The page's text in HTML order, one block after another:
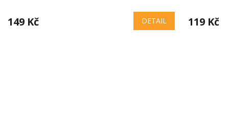
149 Kč DETAIL 119 Kč